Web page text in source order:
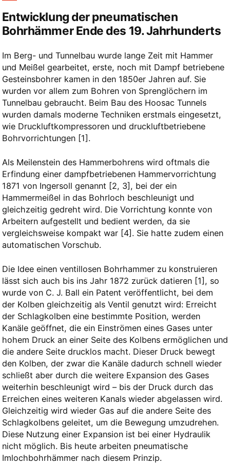
Entwicklung der pneumatischen
Bohrhämmer Ende des 19. Jahrhunderts
Im Berg- und Tunnelbau wurde lange Zeit mit Hammer
und Meißel gearbeitet, erste, noch mit Dampf betriebene
Gesteinsbohrer kamen in den 1850er Jahren auf. Sie
wurden vor allem zum Bohren von Sprenglöchern im
Tunnelbau gebraucht. Beim Bau des Hoosac Tunnels
wurden damals moderne Techniken erstmals eingesetzt,
wie Druckluftkompressoren und druckluftbetriebene
Bohrvorrichtungen ​[1]​.
Als Meilenstein des Hammerbohrens wird oftmals die
Erfindung einer dampfbetriebenen Hammervorrichtung
1871 von Ingersoll genannt ​[2, 3]​, bei der ein
Hammermeißel in das Bohrloch beschleunigt und
gleichzeitig gedreht wird. Die Vorrichtung konnte von
Arbeitern aufgestellt und bedient werden, da sie
vergleichsweise kompakt war ​[4]​. Sie hatte zudem einen
automatischen Vorschub.
Die Idee einen ventillosen Bohrhammer zu konstruieren
lässt sich auch bis ins Jahr 1872 zurück datieren [1]​, so
wurde von C. J. Ball ein Patent veröffentlicht, bei dem
der Kolben gleichzeitig als Ventil genutzt wird: Erreicht
der Schlagkolben eine bestimmte Position, werden
Kanäle geöffnet, die ein Einströmen eines Gases unter
hohem Druck an einer Seite des Kolbens ermöglichen und
die andere Seite drucklos macht. Dieser Druck bewegt
den Kolben, der zwar die Kanäle dadurch schnell wieder
schließt aber durch die weitere Expansion des Gases
weiterhin beschleunigt wird – bis der Druck durch das
Erreichen eines weiteren Kanals wieder abgelassen wird.
Gleichzeitig wird wieder Gas auf die andere Seite des
Schlagkolbens geleitet, um die Bewegung umzudrehen.
Diese Nutzung einer Expansion ist bei einer Hydraulik
nicht möglich. Bis heute arbeiten pneumatische
Imlochbohrhämmer nach diesem Prinzip.